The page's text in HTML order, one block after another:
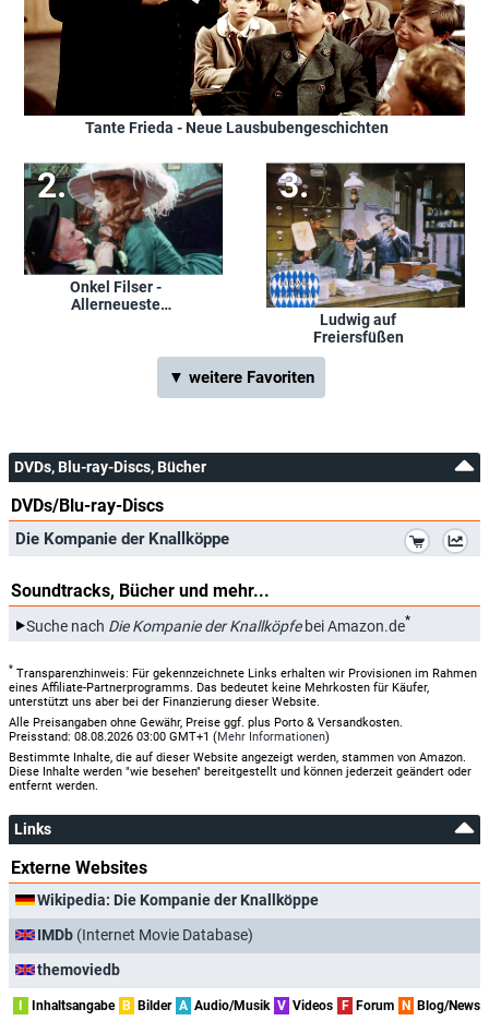
Tante Frieda - Neue Lausbubengeschichten
Onkel Filser -
Allerneueste
Ludwig auf
Freiersfüßen
▼ weitere Favoriten
DVDs, Blu-ray-Discs, Bücher
DVDs/Blu-ray-Discs
Die Kompanie der Knallköppe
Soundtracks, Bücher und mehr...
Suche nach Die Kompanie der Knallköpfebei Amazon.de*
* Transparenzhinweis: Für gekennzeichnete Links erhalten wir Provisionen im Rahmen
eines Affiliate-Partnerprogramms. Das bedeutet keine Mehrkosten für Käufer,
unterstützt uns aber bei der Finanzierung dieser Website.
Alle Preisangaben ohne Gewähr, Preise ggf. plus Porto & Versandkosten.
Preisstand: 08.08.2026 03:00 GMT+1 (Mehr Informationen)
Bestimmte Inhalte, die auf dieser Website angezeigt werden, stammen von Amazon.
Diese Inhalte werden "wie besehen" bereitgestellt und können jederzeit geändert oder
entfernt werden.
Links
Externe Websites
Wikipedia: Die Kompanie der Knallköppe
IMDb (Internet Movie Database)
themoviedb
Inhaltsangabe B Bilder A Audio/Musik V Videos F Forum N Blog/News